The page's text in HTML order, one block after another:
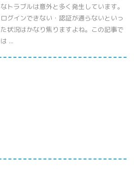
なトラブルは意外と多く発生しています。
ログインできない・認証が通らないといっ
た状況はかなり焦りますよね。この記事で
は ...